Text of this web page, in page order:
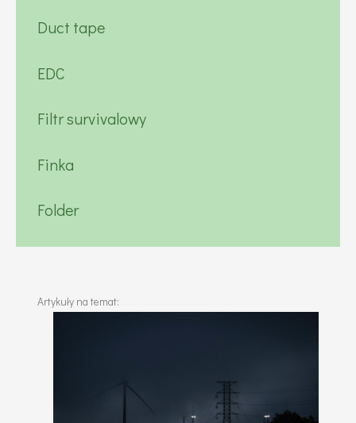
Duct tape
EDC
Filtr survivalowy
Finka
Folder
Artykuły na temat: